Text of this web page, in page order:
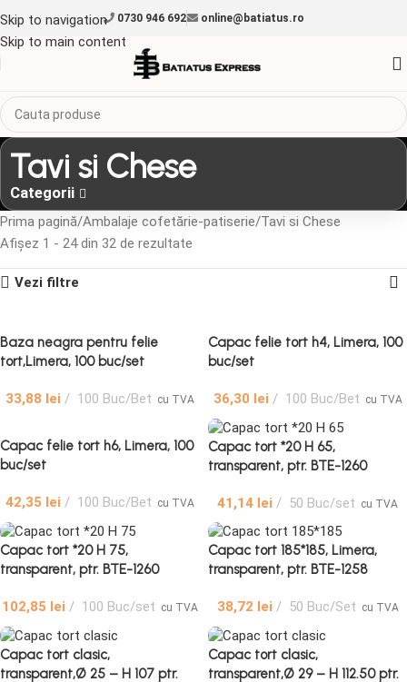
Skip to navigation
Skip to main content
0730 946 692 online@batiatus.ro
Tavi si Chese
Categorii
Prima pagină Ambalaje cofetărie-patiserie Tavi si Chese
Afișez 1 - 24 din 32 de rezultate
Vezi filtre
Baza neagra pentru felie
tort,Limera, 100 buc/set
33,88 lei 100 Buc/Bet cu TVA
Capac felie tort h4, Limera, 100
buc/set
36,30 lei 100 Buc/Bet cu TVA
Capac felie tort h6, Limera, 100
buc/set
42,35 lei 100 Buc/Bet cu TVA
Capac tort *20 H 65,
transparent, ptr. BTE-1260
41,14 lei 50 Buc/set cu TVA
Capac tort *20 H 75,
transparent, ptr. BTE-1260
102,85 lei 100 Buc/set cu TVA
Capac tort 185*185, Limera,
transparent, ptr. BTE-1258
38,72 lei 50 Buc/Set cu TVA
Capac tort clasic,
transparent,Ø 25 – H 107 ptr.
Capac tort clasic,
transparent,Ø 29 – H 112.50 ptr.